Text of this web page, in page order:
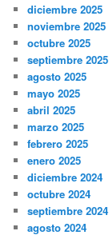
diciembre 2025
noviembre 2025
octubre 2025
septiembre 2025
agosto 2025
mayo 2025
abril 2025
marzo 2025
febrero 2025
enero 2025
diciembre 2024
octubre 2024
septiembre 2024
agosto 2024